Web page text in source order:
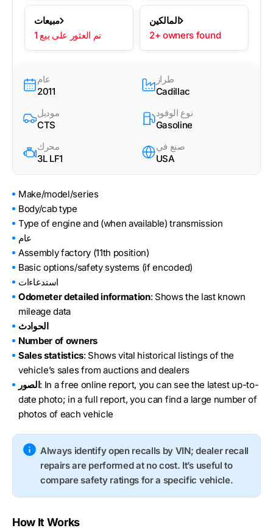
مبيعات
1 تم العثور على بيع
المالكين
2+ owners found
عام
2011
طراز
Cadillac
موديل
CTS
نوع الوقود
Gasoline
محرك
3L LF1
صنع في
USA
Make/model/series
Body/cab type
Type of engine and (when available) transmission
عام
Assembly factory (11th position)
Basic options/safety systems (if encoded)
استدعاءات
Odometer detailed information: Shows the last known
mileage data
الحوادث
Number of owners
Sales statistics: Shows vital historical listings of the
vehicle’s sales from auctions and dealers
الصور: In a free online report, you can see the latest up-to-
date photo; in a full report, you can find a large number of
photos of each vehicle
Always identify open recalls by VIN; dealer recall
repairs are performed at no cost. It’s useful to
compare safety ratings for a specific vehicle.
How It Works